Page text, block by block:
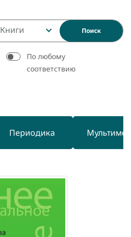
Книги Поиск
По любому
соответствию
Периодика